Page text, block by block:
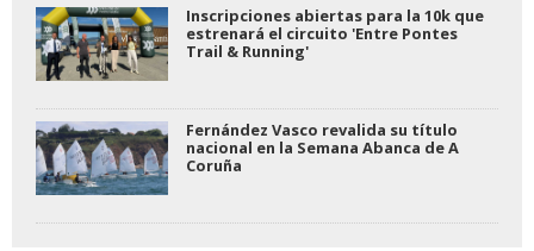
Inscripciones abiertas para la 10k que
estrenará el circuito 'Entre Pontes
Trail & Running'
Fernández Vasco revalida su título
nacional en la Semana Abanca de A
Coruña